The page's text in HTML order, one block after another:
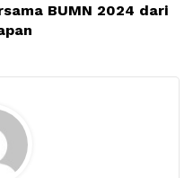
BUMN 2024 dari